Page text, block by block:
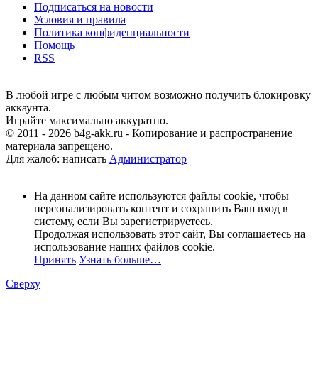
Подписаться на новости
Условия и правила
Политика конфиденциальности
Помощь
RSS
В любой игре с любым читом возможно получить блокировку
аккаунта.
Играйте максимально аккуратно.
© 2011 - 2026 b4g-akk.ru - Копирование и распространение
материала запрещено.
Для жалоб: написать Администратор
На данном сайте используются файлы cookie, чтобы
персонализировать контент и сохранить Ваш вход в
систему, если Вы зарегистрируетесь.
Продолжая использовать этот сайт, Вы соглашаетесь на
использование наших файлов cookie.
Принять Узнать больше…
Сверху